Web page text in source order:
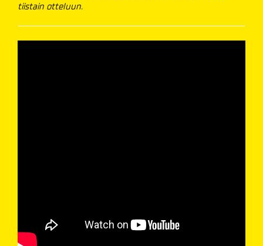
tiistain otteluun.